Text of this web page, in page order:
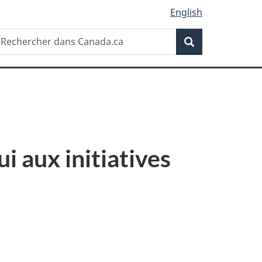
English
Recherche
aux initiatives